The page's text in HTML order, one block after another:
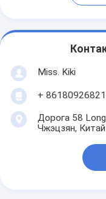
Miss. Kiki
+
Дорога 58
Чжэцзян,